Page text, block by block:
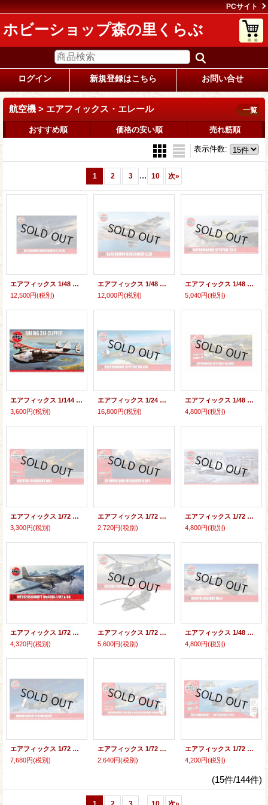
PCサイト
ホビーショップ森の里くらぶ
ログイン 新規登録はこちら お問い合せ
航空機 > エアフィックス・エレール 一覧
おすすめ順 価格の安い順 売れ筋順
表示件数:
1 2 3 ... 10 次»
エアフィックス 1/48 ブラックバーン バッカニア S.2C/D【プラモデル】
12,500円(税別)
エアフィックス 1/48 ブラックバーン バッカニア S.2B イギリス空軍【プラモデル】
12,000円(税別)
エアフィックス 1/48 スーパーマリーン スピットファイア Tr.9【プラモデル】
5,040円(税別)
エアフィックス 1/144 ボーイング314 クリッパー飛行艇【プラモデル】
3,600円(税別)
エアフィックス 1/24 スーパーマリン スピットファイアMk.VIII【プラモデル】
16,800円(税別)
エアフィックス 1/48 スーパーマリン スピットファイア F Mk.XVIII【プラモデル】
4,800円(税別)
エアフィックス 1/72 ブリストル ボーフォートMk.I【プラモデル】
3,300円(税別)
エアフィックス 1/72 デ・ハビランド モスキート B.XVI【プラモデル】
2,720円(税別)
エアフィックス 1/72 フェアリー ロートダイン【プラモデル】
4,800円(税別)
エアフィックス 1/72 メッサーシュミット Me410A-1 U2/U4 【プラモデル】
4,320円(税別)
エアフィックス 1/72 イギリス ボーイング チヌーク HC.1【プラモデル】
5,600円(税別)
エアフィックス 1/48 イギリス ブリストル ブルドッグ Mk.II【プラモデル】
4,800円(税別)
エアフィックス 1/72 アメリカ コンソリデーテッド B-24H リベレーター【プラモデル】
7,680円(税別)
エアフィックス 1/72 ベスト オブ ブリティシュ スピットファイア & ホーク【プラモデル】
2,640円(税別)
エアフィックス 1/72 F4F-4 ワイルドキャット&三菱ゼロ ミッドウェイドッグファイト【プラモデル】
4,200円(税別)
(15件/144件)